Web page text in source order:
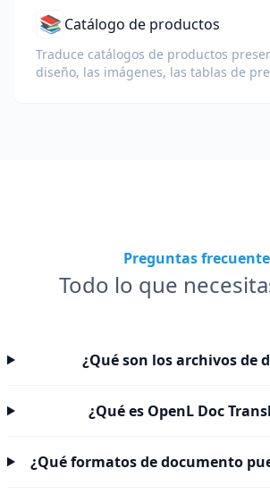
📚 Catálogo de productos
Traduce catálogos de productos
diseño, las imágenes, las tablas de
Preguntas
Todo lo que
¿Qué son los archivos de
¿Qué es OpenL Doc
¿Qué formatos de documento